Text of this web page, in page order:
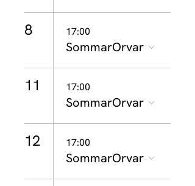
8 17:00
SommarOrvar
11 17:00
SommarOrvar
12 17:00
SommarOrvar